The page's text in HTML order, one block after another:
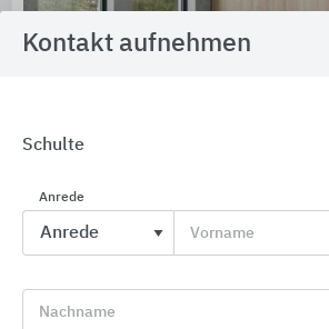
Holzwerkstoffplatten, Schichtstoffe,
Sonae Arauco Deutschland
Kontakt aufnehmen
Schulte
Anrede
Vorname
Nachname